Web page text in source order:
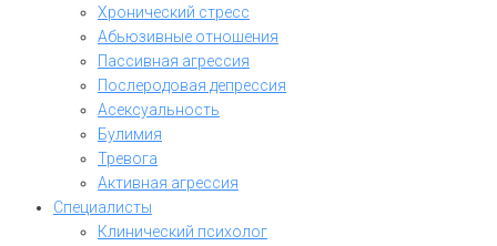
Хронический стресс
Абьюзивные отношения
Пассивная агрессия
Послеродовая депрессия
Асексуальность
Булимия
Тревога
Активная агрессия
Специалисты
Клинический психолог